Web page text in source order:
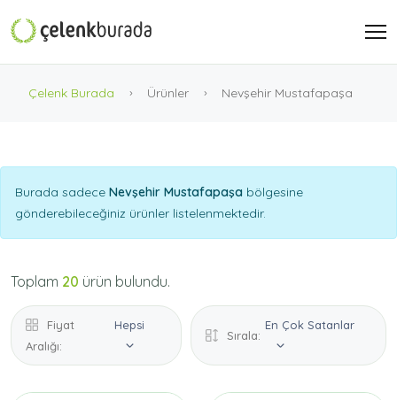
Çelenk Burada Ürünler Nevşehir Mustafapaşa
Burada sadece Nevşehir Mustafapaşa bölgesine
gönderebileceğiniz ürünler listelenmektedir.
Toplam 20 ürün bulundu.
Fiyat
Aralığı:
Hepsi
Sırala:
En Çok Satanlar